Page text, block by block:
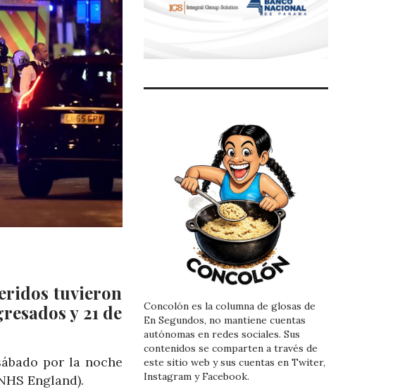
tuvieron
y 21 de
por la noche
England).
Concolón es la columna de glosas de
En Segundos, no mantiene cuentas
autónomas en redes sociales. Sus
contenidos se comparten a través de
este sitio web y sus cuentas en Twiter,
Instagram y Facebook.